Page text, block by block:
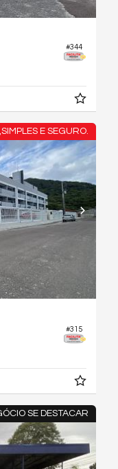
#344
E SEGURO.
#315
SE DESTACAR